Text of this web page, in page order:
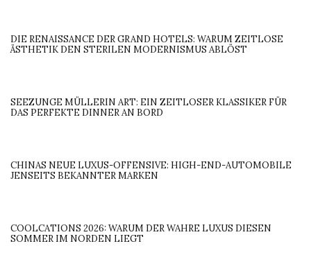
DIE RENAISSANCE DER GRAND HOTELS: WARUM ZEITLOSE
ÄSTHETIK DEN STERILEN MODERNISMUS ABLÖST
SEEZUNGE MÜLLERIN ART: EIN ZEITLOSER KLASSIKER FÜR
DAS PERFEKTE DINNER AN BORD
CHINAS NEUE LUXUS-OFFENSIVE: HIGH-END-AUTOMOBILE
JENSEITS BEKANNTER MARKEN
COOLCATIONS 2026: WARUM DER WAHRE LUXUS DIESEN
SOMMER IM NORDEN LIEGT